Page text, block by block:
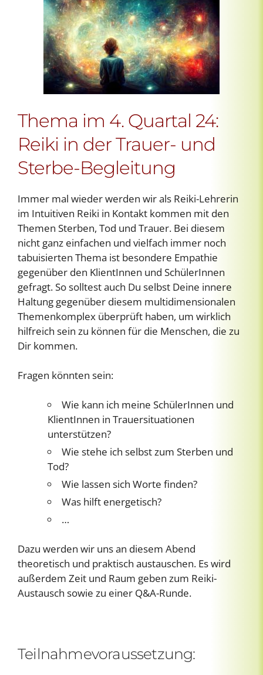
Thema im 4. Quartal 24:
Reiki in der Trauer- und
Sterbe-Begleitung
Immer mal wieder werden wir als Reiki-Lehrerin
im Intuitiven Reiki in Kontakt kommen mit den
Themen Sterben, Tod und Trauer. Bei diesem
nicht ganz einfachen und vielfach immer noch
tabuisierten Thema ist besondere Empathie
gegenüber den KlientInnen und SchülerInnen
gefragt. So solltest auch Du selbst Deine innere
Haltung gegenüber diesem multidimensionalen
Themenkomplex überprüft haben, um wirklich
hilfreich sein zu können für die Menschen, die zu
Dir kommen.
Fragen könnten sein:
Wie kann ich meine SchülerInnen und
KlientInnen in Trauersituationen
unterstützen?
Wie stehe ich selbst zum Sterben und
Tod?
Wie lassen sich Worte finden?
Was hilft energetisch?
…
Dazu werden wir uns an diesem Abend
theoretisch und praktisch austauschen. Es wird
außerdem Zeit und Raum geben zum Reiki-
Austausch sowie zu einer Q&A-Runde.
Teilnahmevoraussetzung: